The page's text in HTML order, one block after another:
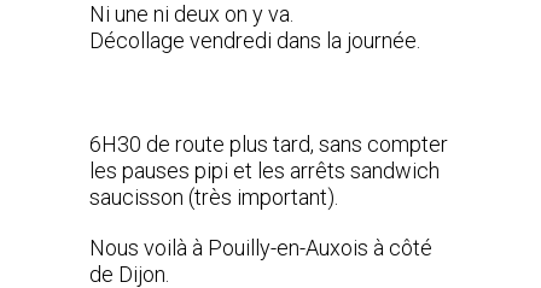
Ni une ni deux on y va.
Décollage vendredi dans la journée.
6H30 de route plus tard, sans compter
les pauses pipi et les arrêts sandwich
saucisson (très important).
Nous voilà à Pouilly-en-Auxois à côté
de Dijon.